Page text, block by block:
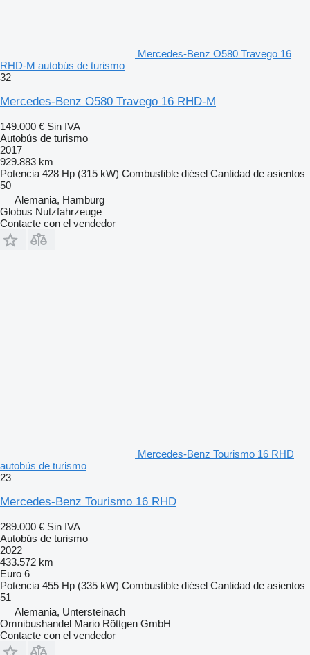
Mercedes-Benz O580 Travego 16
RHD-M autobús de turismo
32
Mercedes-Benz O580 Travego 16 RHD-M
149.000 € Sin IVA
Autobús de turismo
2017
929.883 km
Potencia 428 Hp (315 kW) Combustible diésel Cantidad de asientos
50
Alemania, Hamburg
Globus Nutzfahrzeuge
Contacte con el vendedor
Mercedes-Benz Tourismo 16 RHD
autobús de turismo
23
Mercedes-Benz Tourismo 16 RHD
289.000 € Sin IVA
Autobús de turismo
2022
433.572 km
Euro 6
Potencia 455 Hp (335 kW) Combustible diésel Cantidad de asientos
51
Alemania, Untersteinach
Omnibushandel Mario Röttgen GmbH
Contacte con el vendedor